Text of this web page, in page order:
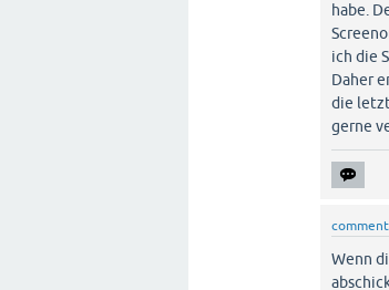
habe.
ich die
Daher
die
gerne
Wenn